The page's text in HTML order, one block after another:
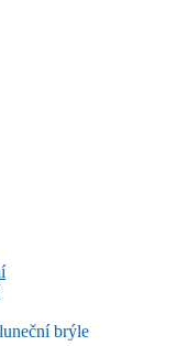
brýle